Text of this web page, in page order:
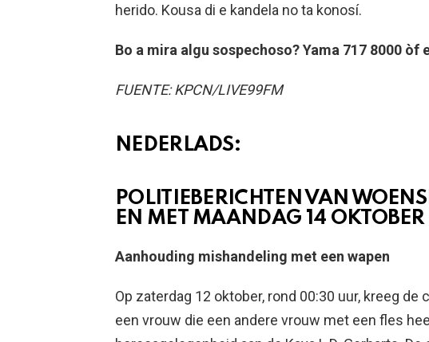
herido. Kousa di e kandela no ta konosí.
Bo a mira algu sospechoso? Yama 717 8000 òf
FUENTE: KPCN/LIVE99FM
NEDERLADS:
POLITIEBERICHTEN VAN
EN MET MAANDAG 14
Aanhouding mishandeling met een wapen
Op zaterdag 12 oktober, rond 00:30 uur, kreeg
een vrouw die een andere vrouw met een fles